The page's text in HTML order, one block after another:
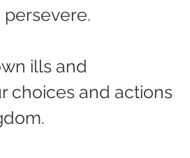
ills and
choices and actions